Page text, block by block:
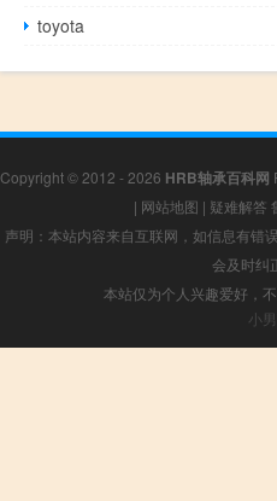
toyota
Copyright © 2012 - 2026 HRB轴承百科网
| 网站地图 | 疑难解答
声明：本站内容来自互联网，如信息有错
会及时纠
本站仅为个人兴趣爱好，
小